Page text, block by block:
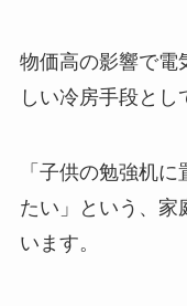
物価高の影響で電
しい冷房手段とし
「子供の勉強机
たい」という、家
います。